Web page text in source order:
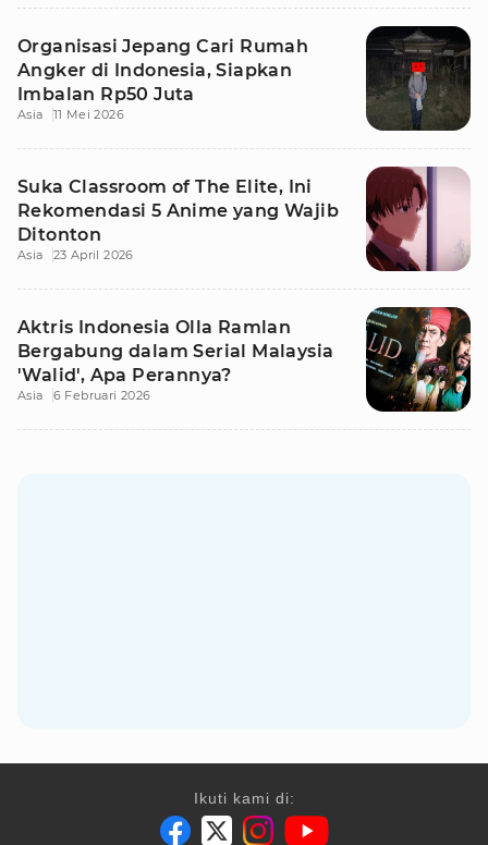
Organisasi Jepang Cari Rumah
Angker di Indonesia, Siapkan
Imbalan Rp50 Juta
Asia 11 Mei 2026
Suka Classroom of The Elite, Ini
Rekomendasi 5 Anime yang Wajib
Ditonton
Asia 23 April 2026
Aktris Indonesia Olla Ramlan
Bergabung dalam Serial Malaysia
'Walid', Apa Perannya?
Asia 6 Februari 2026
Ikuti kami di: